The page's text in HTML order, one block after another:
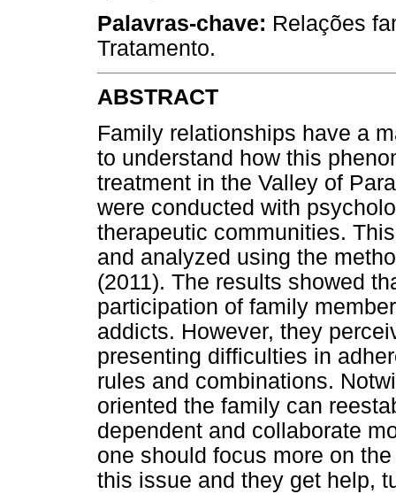
Palavras-chave: Relações
Tratamento.
ABSTRACT
Family relationships have a
to understand how this
treatment in the Valley of
were conducted with
therapeutic communities.
and analyzed using the
(2011). The results showed
participation of family
addicts. However, they
presenting difficulties in
rules and combinations.
oriented the family can
dependent and collaborate
one should focus more on
this issue and they get help,